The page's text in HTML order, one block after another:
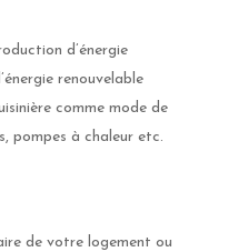
d’énergie
renouvelable
comme mode de
pompes à chaleur etc.
de votre logement ou